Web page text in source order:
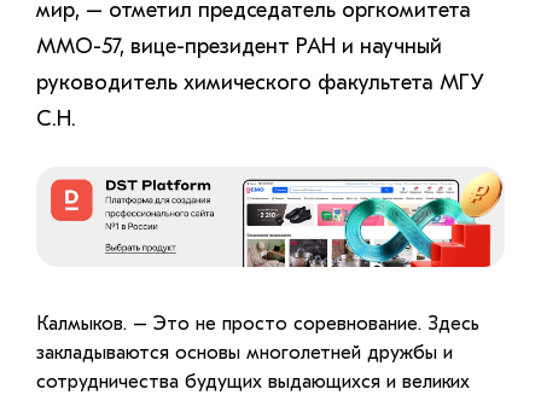
мир, – отметил председатель оргкомитета
ММО-57, вице-президент РАН и научный
руководитель химического факультета МГУ
С.Н.
Калмыков. – Это не просто соревнование. Здесь
закладываются основы многолетней дружбы и
сотрудничества будущих выдающихся и великих